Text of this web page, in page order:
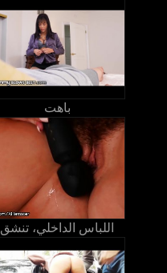
باهت
اللباس الداخلي، تنشق